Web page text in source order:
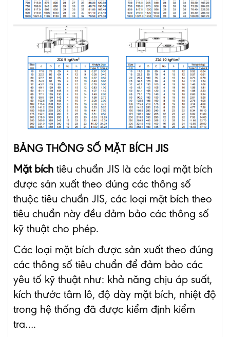
BẢNG THÔNG SỐ MẶT BÍCH JIS
Mặt bích tiêu chuẩn JIS là các loại mặt bích
được sản xuất theo đúng các thông số
thuộc tiêu chuẩn JIS, các loại mặt bích theo
tiêu chuẩn này đều đảm bảo các thông số
kỹ thuật cho phép.
Các loại mặt bích được sản xuất theo đúng
các thông số tiêu chuẩn để đảm bảo các
yêu tố kỹ thuật như: khả năng chịu áp suất,
kích thước tâm lô, độ dày mặt bích, nhiệt độ
trong hệ thống đã được kiểm định kiểm
tra….